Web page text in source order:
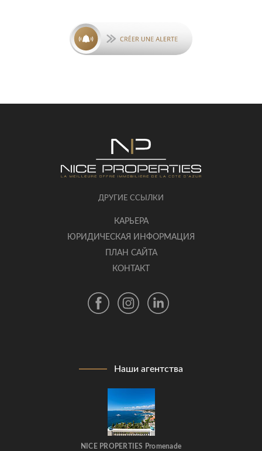
ДРУГИЕ ССЫЛКИ
КАРЬЕРА
ЮРИДИЧЕСКАЯ ИНФОРМАЦИЯ
ПЛАН САЙТА
КОНТАКТ
Наши агентства
NICE PROPERTIES Promenade